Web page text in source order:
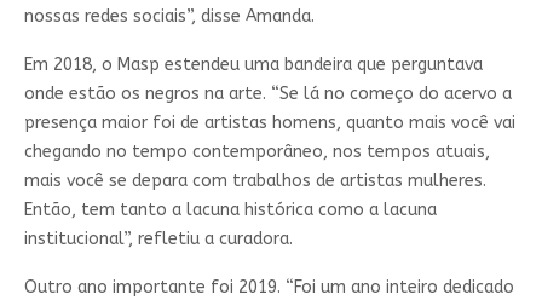
nossas redes sociais”, disse Amanda.
Em 2018, o Masp estendeu uma bandeira que perguntava
onde estão os negros na arte. “Se lá no começo do acervo a
presença maior foi de artistas homens, quanto mais você vai
chegando no tempo contemporâneo, nos tempos atuais,
mais você se depara com trabalhos de artistas mulheres.
Então, tem tanto a lacuna histórica como a lacuna
institucional”, refletiu a curadora.
Outro ano importante foi 2019. “Foi um ano inteiro dedicado